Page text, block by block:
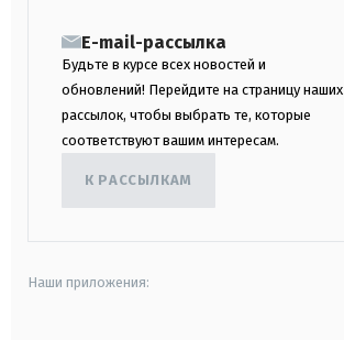
E-mail-рассылка
Будьте в курсе всех новостей и
обновлений! Перейдите на страницу наших
рассылок, чтобы выбрать те, которые
соответствуют вашим интересам.
К РАССЫЛКАМ
Наши приложения: